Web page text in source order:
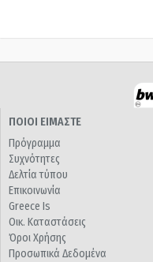
ΠΟΙΟΙ ΕΙΜΑΣΤΕ
Πρόγραμμα
Συχνότητες
Δελτία τύπου
Επικοινωνία
Greece Is
Οικ. Καταστάσεις
Όροι Χρήσης
Προσωπικά Δεδομένα